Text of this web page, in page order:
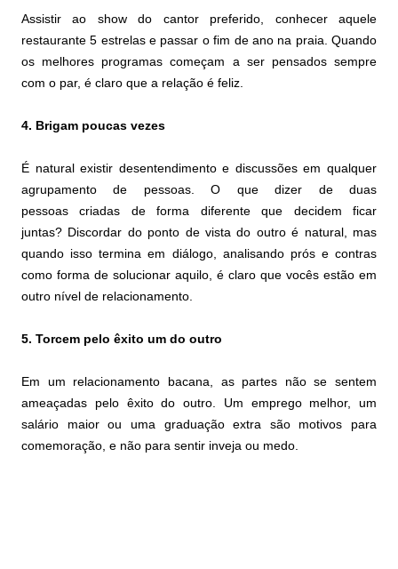
Assistir ao show do cantor preferido, conhecer aquele
restaurante 5 estrelas e passar o fim de ano na praia. Quando
os melhores programas começam a ser pensados sempre
com o par, é claro que a relação é feliz.
4. Brigam poucas vezes
É natural existir desentendimento e discussões em qualquer
agrupamento de pessoas. O que dizer de duas
pessoas criadas de forma diferente que decidem ficar
juntas? Discordar do ponto de vista do outro é natural, mas
quando isso termina em diálogo, analisando prós e contras
como forma de solucionar aquilo, é claro que vocês estão em
outro nível de relacionamento.
5. Torcem pelo êxito um do outro
Em um relacionamento bacana, as partes não se sentem
ameaçadas pelo êxito do outro. Um emprego melhor, um
salário maior ou uma graduação extra são motivos para
comemoração, e não para sentir inveja ou medo.